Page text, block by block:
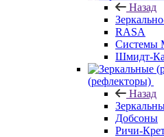
Назад
RASA
Системы
Шмидт-
(рефлекторы)
Назад
Добсоны
Ричи-